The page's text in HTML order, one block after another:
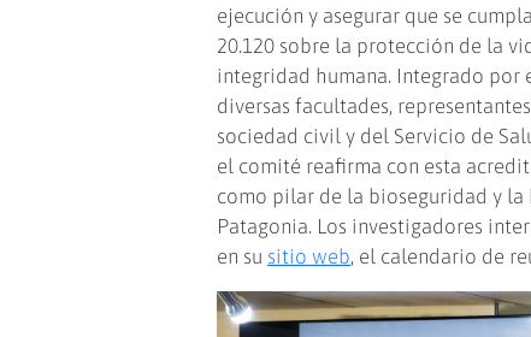
ejecución y asegurar que se
20.120 sobre la protección de la
integridad humana. Integrado por
diversas facultades,
sociedad civil y del Servicio de
el comité reafirma con esta
como pilar de la bioseguridad y la
Patagonia. Los investigadores
en su sitio web, el calendario de